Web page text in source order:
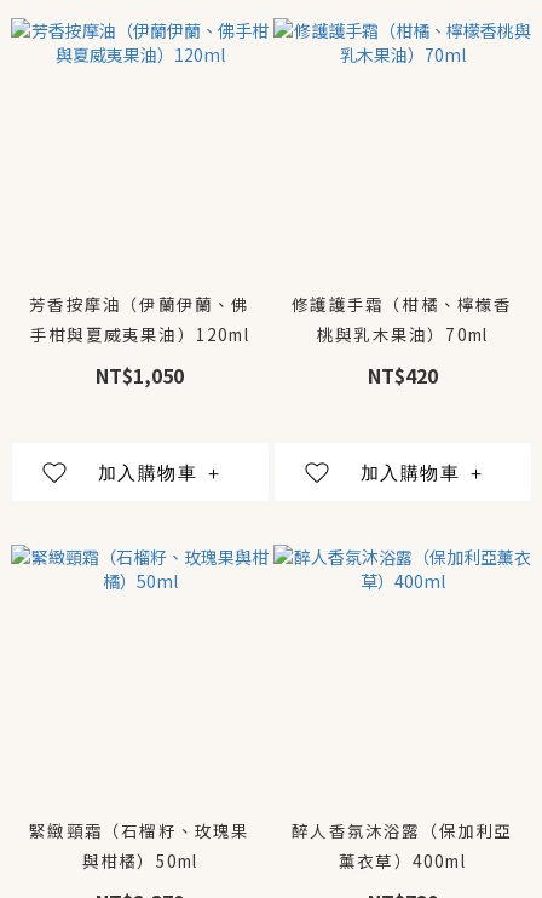
芳香按摩油（伊蘭伊蘭、佛
手柑與夏威夷果油）120ml
NT$1,050
修護護手霜（柑橘、檸檬香
桃與乳木果油）70ml
NT$420
緊緻頸霜（石榴籽、玫瑰果
與柑橘）50ml
醉人香氛沐浴露（保加利亞
薰衣草）400ml